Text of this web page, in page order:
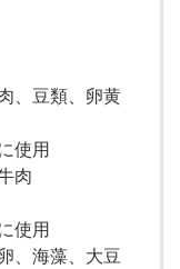
、豆類、卵黄
使用
肉
使用
、海藻、大豆